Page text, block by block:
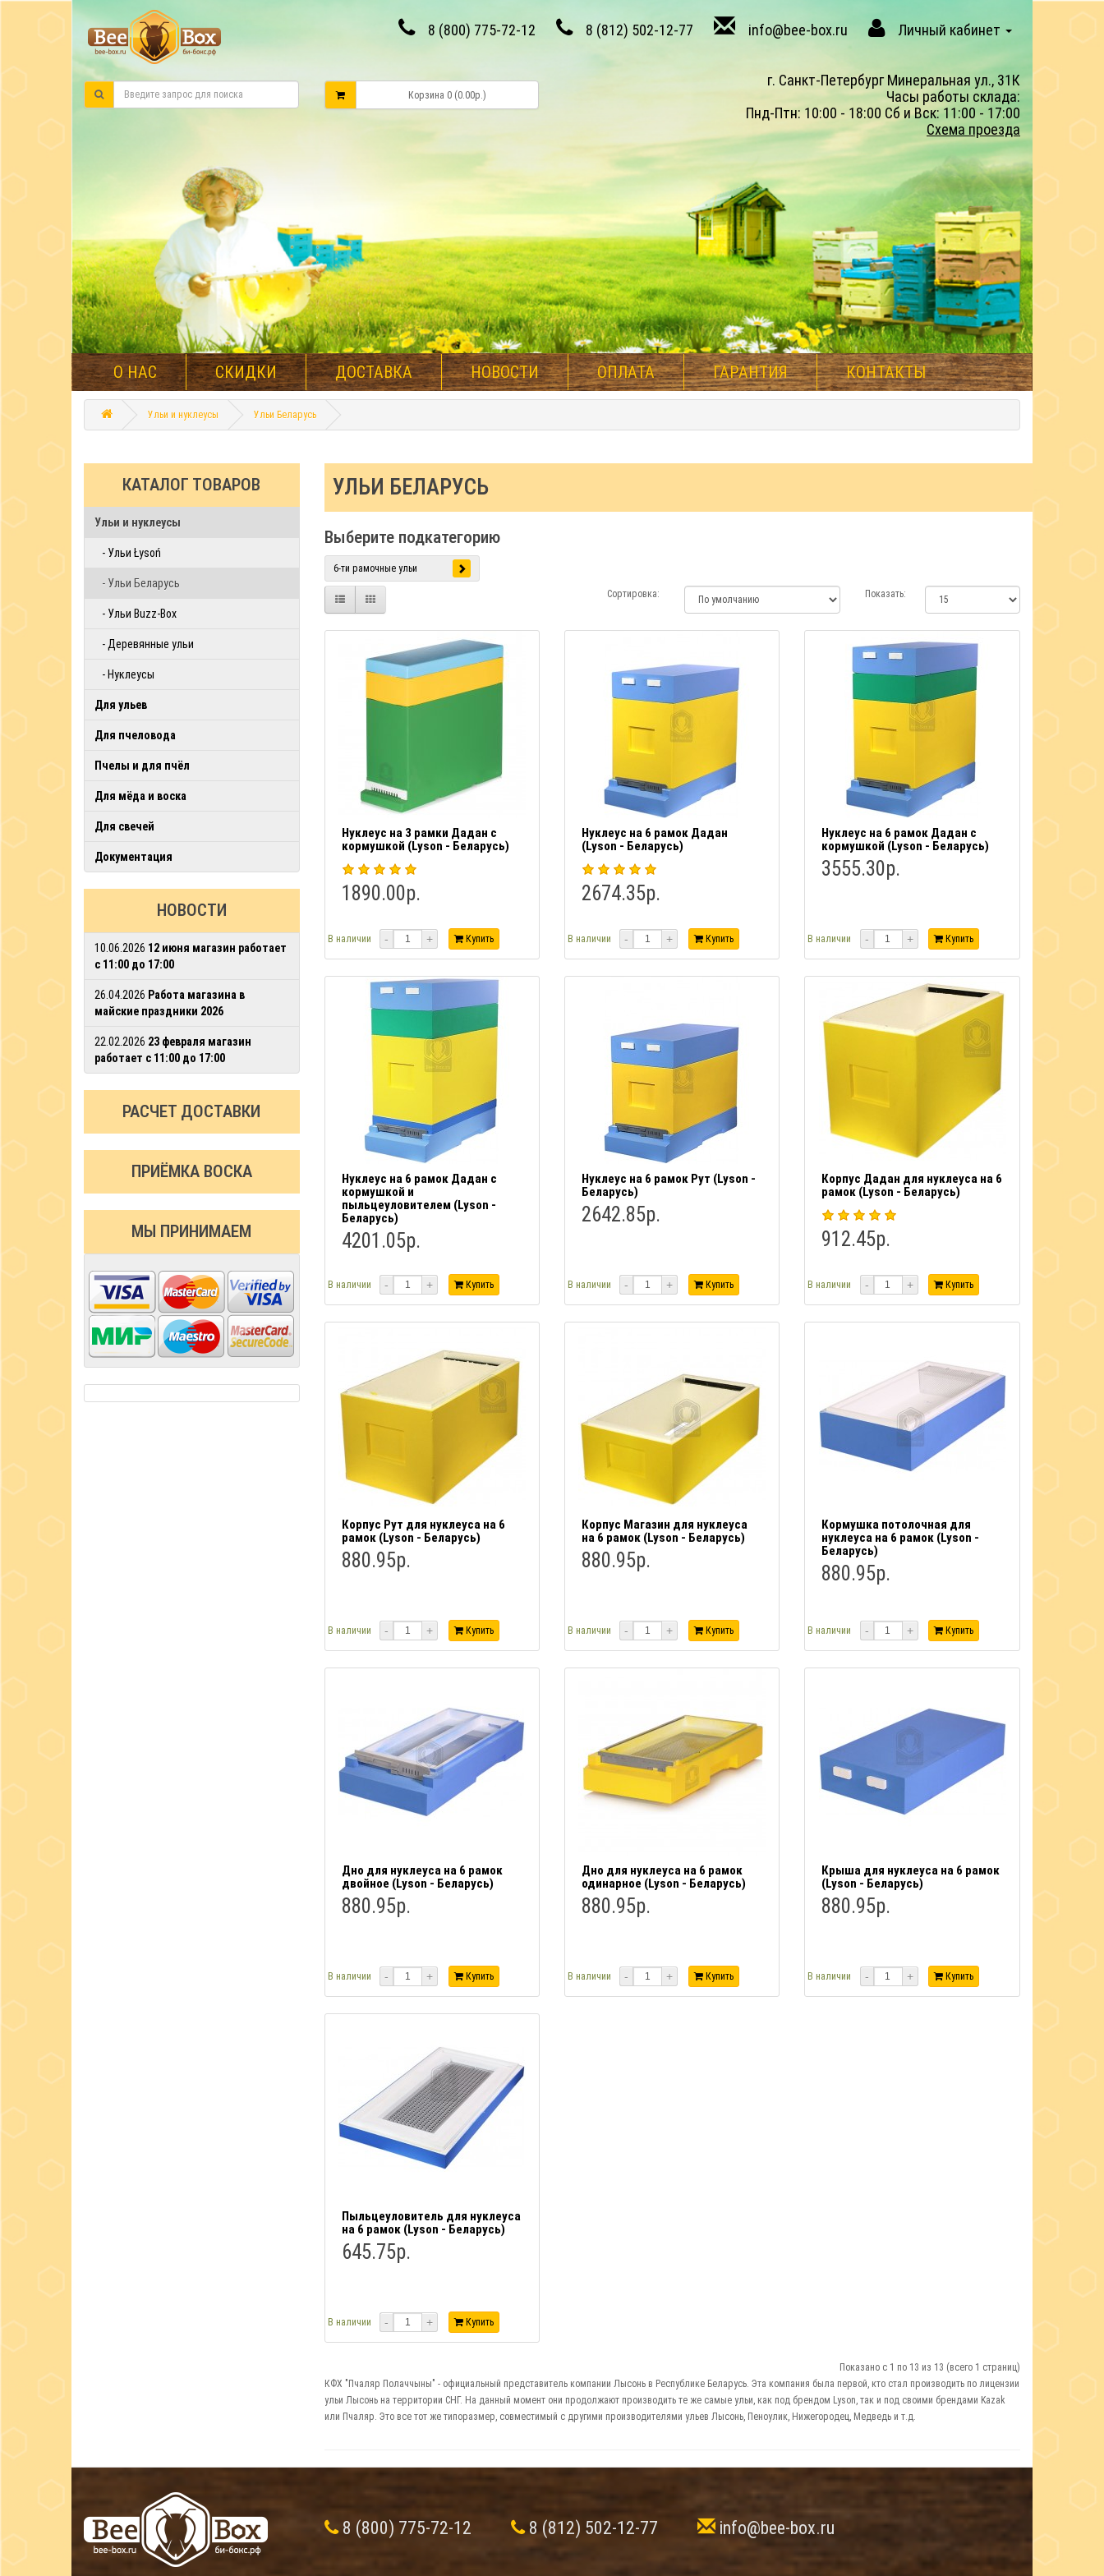
8 (800) 775-72-12 8 (812) 502-12-77 info@bee-box.ru Личный кабинет
Корзина 0 (0.00р.)
г. Санкт-Петербург Минеральная ул., 31К
Часы работы склада:
Пнд-Птн: 10:00 - 18:00 Сб и Вск: 11:00 - 17:00
Схема проезда
О НАС СКИДКИ ДОСТАВКА НОВОСТИ ОПЛАТА ГАРАНТИЯ КОНТАКТЫ
Ульи и нуклеусы Ульи Беларусь
КАТАЛОГ ТОВАРОВ
Ульи и нуклеусы
- Ульи Łysoń
- Ульи Беларусь
- Ульи Buzz-Box
- Деревянные ульи
- Нуклеусы
Для ульев
Для пчеловода
Пчелы и для пчёл
Для мёда и воска
Для свечей
Документация
НОВОСТИ
10.06.2026 12 июня магазин работает
с 11:00 до 17:00
26.04.2026 Работа магазина в
майские праздники 2026
22.02.2026 23 февраля магазин
работает с 11:00 до 17:00
РАСЧЕТ ДОСТАВКИ
ПРИЁМКА ВОСКА
МЫ ПРИНИМАЕМ
УЛЬИ БЕЛАРУСЬ
Выберите подкатегорию
6-ти рамочные ульи
Сортировка: Показать:
Нуклеус на 3 рамки Дадан с
кормушкой (Lyson - Беларусь)
1890.00р.
В наличии - + Купить
Нуклеус на 6 рамок Дадан
(Lyson - Беларусь)
2674.35р.
В наличии - + Купить
Нуклеус на 6 рамок Дадан с
кормушкой (Lyson - Беларусь)
3555.30р.
В наличии - + Купить
Нуклеус на 6 рамок Дадан с
кормушкой и
пыльцеуловителем (Lyson -
Беларусь)
4201.05р.
В наличии - + Купить
Нуклеус на 6 рамок Рут (Lyson -
Беларусь)
2642.85р.
В наличии - + Купить
Корпус Дадан для нуклеуса на 6
рамок (Lyson - Беларусь)
912.45р.
В наличии - + Купить
Корпус Рут для нуклеуса на 6
рамок (Lyson - Беларусь)
880.95р.
В наличии - + Купить
Корпус Магазин для нуклеуса
на 6 рамок (Lyson - Беларусь)
880.95р.
В наличии - + Купить
Кормушка потолочная для
нуклеуса на 6 рамок (Lyson -
Беларусь)
880.95р.
В наличии - + Купить
Дно для нуклеуса на 6 рамок
двойное (Lyson - Беларусь)
880.95р.
В наличии - + Купить
Дно для нуклеуса на 6 рамок
одинарное (Lyson - Беларусь)
880.95р.
В наличии - + Купить
Крыша для нуклеуса на 6 рамок
(Lyson - Беларусь)
880.95р.
В наличии - + Купить
Пыльцеуловитель для нуклеуса
на 6 рамок (Lyson - Беларусь)
645.75р.
В наличии - + Купить
Показано с 1 по 13 из 13 (всего 1 страниц)
КФХ "Пчаляр Полаччыны" - официальный представитель компании Лысонь в Республике Беларусь. Эта компания была первой, кто стал производить по лицензии
ульи Лысонь на территории СНГ. На данный момент они продолжают производить те же самые ульи, как под брендом Lyson, так и под своими брендами Kazak
или Пчаляр. Это все тот же типоразмер, совместимый с другими производителями ульев Лысонь, Пеноулик, Нижегородец, Медведь и т.д.
8 (800) 775-72-12 8 (812) 502-12-77 info@bee-box.ru